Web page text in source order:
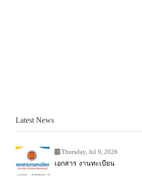
Latest News
Thursday, Jul 9, 2026
เอกสาร งานทะเบียน